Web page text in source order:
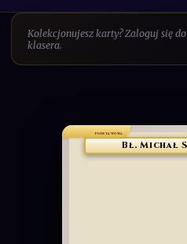
Kolekcjonujesz karty? Zaloguj się do
klasera.